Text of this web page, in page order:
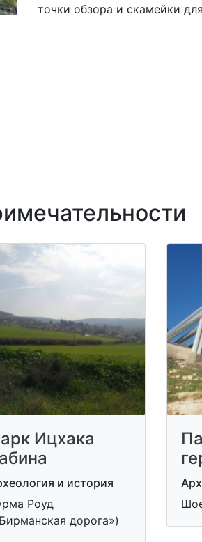
точки обзора и скамейки
Ицхака
и история
Роуд
дорога»)